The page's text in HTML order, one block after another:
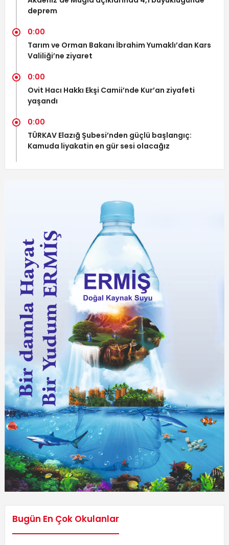
deprem
0:00
Tarım ve Orman Bakanı İbrahim Yumaklı’dan Kars
Valiliği’ne ziyaret
0:00
Ovit Hacı Hakkı Ekşi Camii’nde Kur’an ziyafeti
yaşandı
0:00
TÜRKAV Elazığ Şubesi’nden güçlü başlangıç:
Kamuda liyakatin en gür sesi olacağız
Bugün En Çok Okulanlar